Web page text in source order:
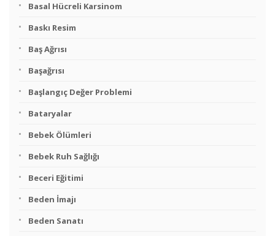
Basal Hücreli Karsinom
Baskı Resim
Baş Ağrısı
Başağrısı
Başlangıç Değer Problemi
Bataryalar
Bebek Ölümleri
Bebek Ruh Sağlığı
Beceri Eğitimi
Beden İmajı
Beden Sanatı